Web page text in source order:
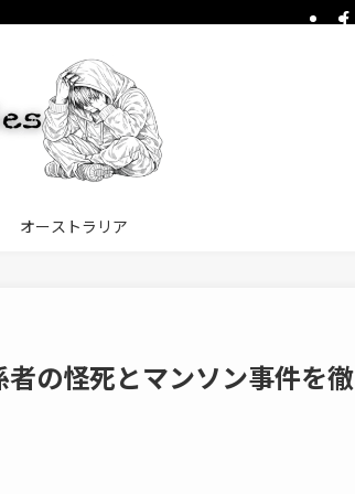
オーストラリア
者の怪死とマンソン事件を徹